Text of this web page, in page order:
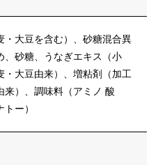
・大豆を含む）、砂糖混合異
、砂糖、うなぎエキス（小
・大豆由来）、増粘剤（加工
来）、調味料（アミノ 酸
ー）